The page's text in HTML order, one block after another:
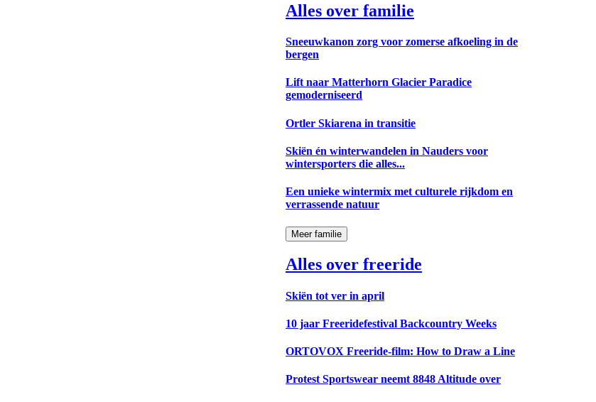
Alles over familie
Sneeuwkanon zorg voor zomerse afkoeling in de
bergen
Lift naar Matterhorn Glacier Paradice
gemoderniseerd
Ortler Skiarena in transitie
Skiën én winterwandelen in Nauders voor
wintersporters die alles...
Een unieke wintermix met culturele rijkdom en
verrassende natuur
Meer familie
Alles over freeride
Skiën tot ver in april
10 jaar Freeridefestival Backcountry Weeks
ORTOVOX Freeride-film: How to Draw a Line
Protest Sportswear neemt 8848 Altitude over